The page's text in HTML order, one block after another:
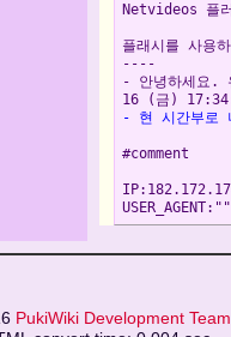
Netvideos 플
플래시를 사용
----
- 안녕하세요.
- 현 시간부
#comment
PukiWiki Development Team